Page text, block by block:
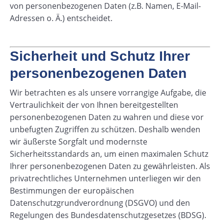
von personenbezogenen Daten (z.B. Namen, E-Mail-
Adressen o. Ä.) entscheidet.
Sicherheit und Schutz Ihrer
personenbezogenen Daten
Wir betrachten es als unsere vorrangige Aufgabe, die
Vertraulichkeit der von Ihnen bereitgestellten
personenbezogenen Daten zu wahren und diese vor
unbefugten Zugriffen zu schützen. Deshalb wenden
wir äußerste Sorgfalt und modernste
Sicherheitsstandards an, um einen maximalen Schutz
Ihrer personenbezogenen Daten zu gewährleisten. Als
privatrechtliches Unternehmen unterliegen wir den
Bestimmungen der europäischen
Datenschutzgrundverordnung (DSGVO) und den
Regelungen des Bundesdatenschutzgesetzes (BDSG).